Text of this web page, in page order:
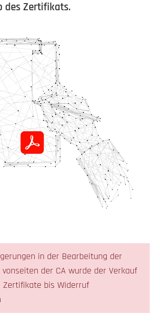
des Zertifikats.
in der Bearbeitung der
der CA wurde der Verkauf
Zertifikate bis Widerruf